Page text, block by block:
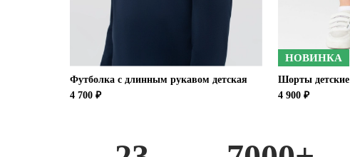
Футболка с длинным рукавом детская
4 700 ₽
НОВИНКА
Шорты детские
4 900 ₽